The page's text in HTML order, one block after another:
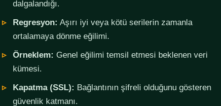
dalgalandığı.
Regresyon: Aşırı iyi veya kötü serilerin zamanla
ortalamaya dönme eğilimi.
Örneklem: Genel eğilimi temsil etmesi beklenen veri
kümesi.
Kapatma (SSL): Bağlantının şifreli olduğunu gösteren
güvenlik katmanı.